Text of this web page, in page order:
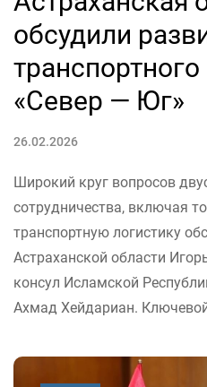
обсудили
«Север — Юг»
26.02.2026
Широкий круг вопросов
сотрудничества, включая
транспортную логистику
Астраханской области
консул Исламской
Ахмад Хейдариан.